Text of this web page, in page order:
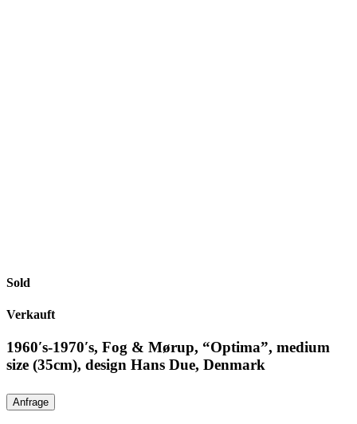
Sold
Verkauft
1960′s-1970′s, Fog & Mørup, “Optima”, medium
size (35cm), design Hans Due, Denmark
Anfrage